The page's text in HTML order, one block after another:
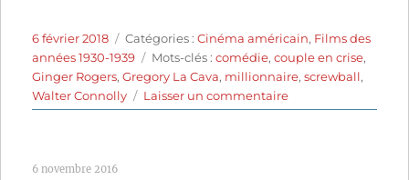
Publié
le
6 février 2018 Catégories
Catégories :Cinéma américain, Films des
années 1930-1939
Étiquettes
Mots-clés :comédie,couple en crise,
Ginger Rogers,Gregory La Cava, millionnaire,screwball,
Walter Connolly
Laisser un commentairesur
La
6 novembre 2016